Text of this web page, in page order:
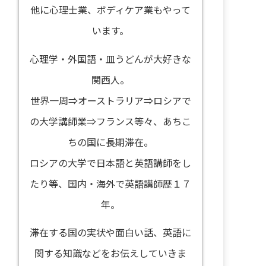
他に心理士業、ボディケア業もやって
います。
心理学・外国語・皿うどんが大好きな
関西人。
世界一周⇒オーストラリア⇒ロシアで
の大学講師業⇒フランス等々、あちこ
ちの国に長期滞在。
ロシアの大学で日本語と英語講師をし
たり等、国内・海外で英語講師歴１７
年。
滞在する国の実状や面白い話、英語に
関する知識などをお伝えしていきま